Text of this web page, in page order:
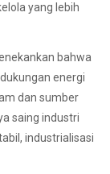
yang lebih
bahwa
energi
dan sumber
saing industri
industrialisasi